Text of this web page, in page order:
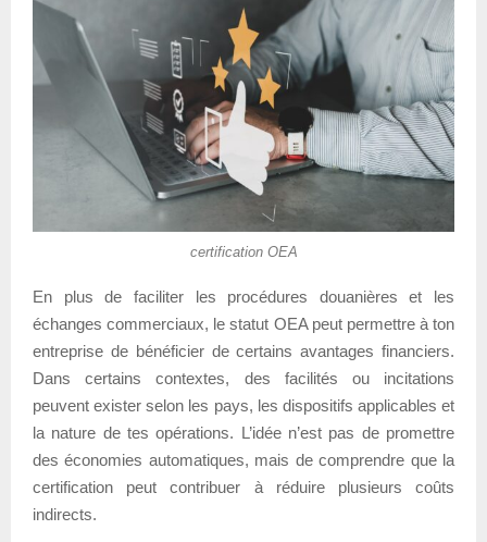
certification OEA
En plus de faciliter les procédures douanières et les
échanges commerciaux, le statut OEA peut permettre à ton
entreprise de bénéficier de certains avantages financiers.
Dans certains contextes, des facilités ou incitations
peuvent exister selon les pays, les dispositifs applicables et
la nature de tes opérations. L’idée n’est pas de promettre
des économies automatiques, mais de comprendre que la
certification peut contribuer à réduire plusieurs coûts
indirects.